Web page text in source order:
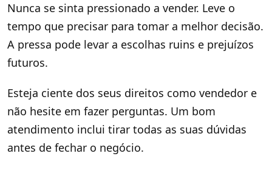
Nunca se sinta pressionado a vender. Leve o
tempo que precisar para tomar a melhor decisão.
A pressa pode levar a escolhas ruins e prejuízos
futuros.
Esteja ciente dos seus direitos como vendedor e
não hesite em fazer perguntas. Um bom
atendimento inclui tirar todas as suas dúvidas
antes de fechar o negócio.